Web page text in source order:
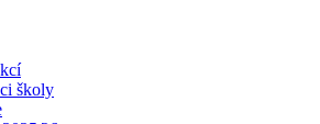
školy